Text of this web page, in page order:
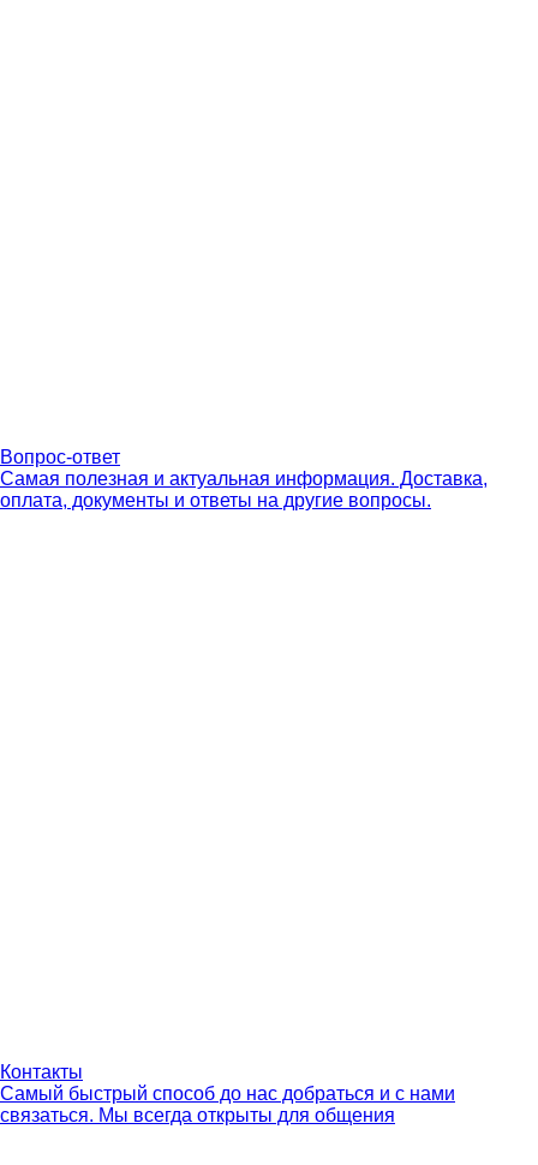
Вопрос-ответ
Самая полезная и актуальная информация. Доставка,
оплата, документы и ответы на другие вопросы.
Контакты
Самый быстрый способ до нас добраться и с нами
связаться. Мы всегда открыты для общения